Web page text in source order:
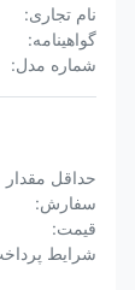
نام تجاری:
گواهینامه:
شماره مدل:
حداقل مقدار
سفارش:
قیمت:
شرایط